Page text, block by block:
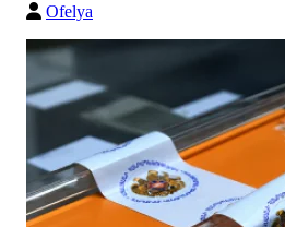
Ofelya